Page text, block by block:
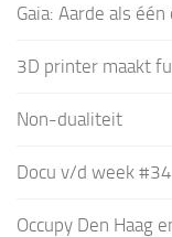
Gaia: Aarde als
3D printer maakt
Non-dualiteit
Docu v/d week
Occupy Den Haag